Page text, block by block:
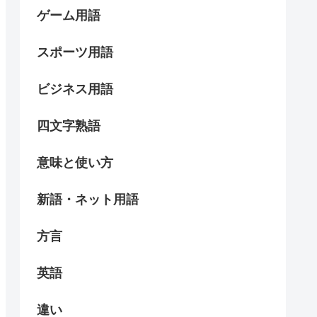
ゲーム用語
スポーツ用語
ビジネス用語
四文字熟語
意味と使い方
新語・ネット用語
方言
英語
違い